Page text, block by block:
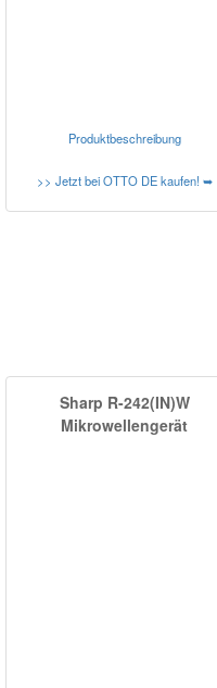
Produktbeschreibung
>> Jetzt bei OTTO DE kaufen! ➥
Sharp R-242(IN)W
Mikrowellengerät